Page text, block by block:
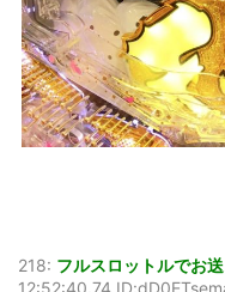
218: フルスロットルでお
12:52:40.74